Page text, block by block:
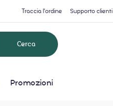
Traccia l'ordine Supporto clienti
Promozioni